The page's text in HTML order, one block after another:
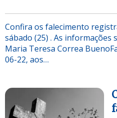
Confira os falecimento
sábado (25) . As informações
Maria Teresa Correa
06-22, aos…